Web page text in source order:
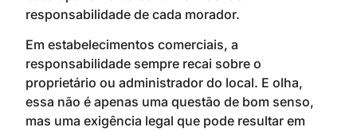
responsabilidade de cada morador.
Em estabelecimentos comerciais, a
responsabilidade sempre recai sobre o
proprietário ou administrador do local. E olha,
essa não é apenas uma questão de bom senso,
mas uma exigência legal que pode resultar em